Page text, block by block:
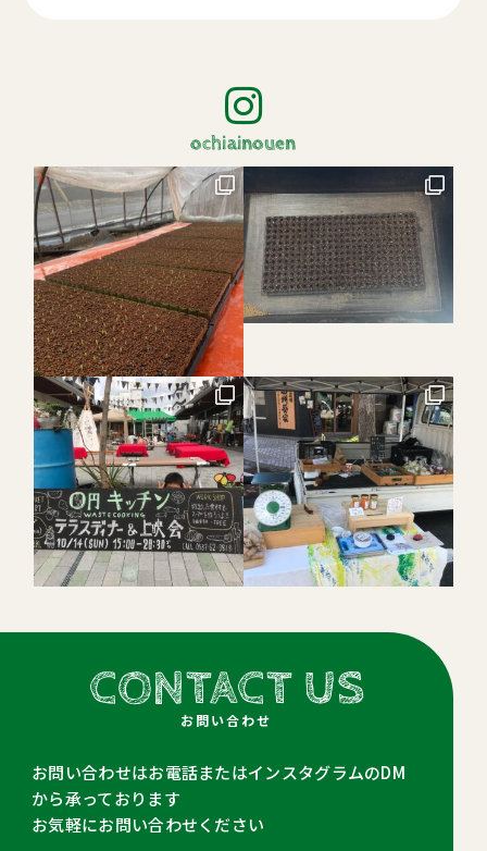
ochiainouen
CONTACT US
お問い合わせ
お問い合わせはお電話またはインスタグラムのDM
から承っております
お気軽にお問い合わせください